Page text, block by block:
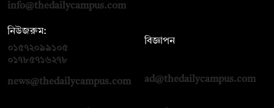
info@thedailycampus.com
নিউজরুম:
০১৫৭২০৯৯১০৫
০১৭৮৫৭১৬২৭৮
news@thedailycampus.com
বিজ্ঞাপন
ad@thedailycampus.com